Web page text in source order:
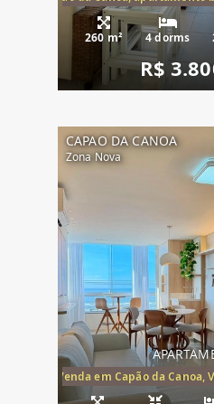
260 m² 4 dorms
R$
CAPAO DA CANOA
Zona Nova
Mar à Venda em Capão da